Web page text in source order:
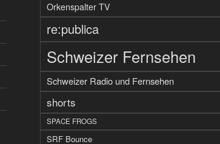
Orkenspalter TV
re:publica
Schweizer Fernsehen
Schweizer Radio und Fernsehen
shorts
SPACE FROGS
SRF Bounce